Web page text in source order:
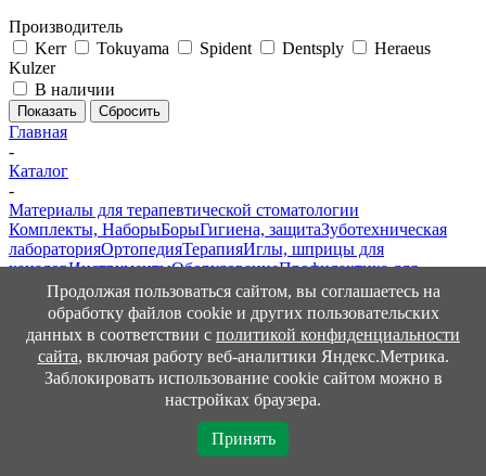
Производитель
Kerr
Tokuyama Spident Dentsply
Heraeus
Kulzer
В наличии
Сбросить
Главная
-
Каталог
-
Материалы для терапевтической стоматологии
Комплекты, НаборыБорыГигиена, защитаЗуботехническая
лабораторияОртопедияТерапияИглы, шприцы для
каналовИнструментыОборудованиеПрофилактика для
пациентовХирургияЭндодонтия
Адгезивы (адгезивные системы)
Протравочные гели Пломбировочные материалыНанесение,
замешивание материаловМатериалы для
пародонтологииТиглиМатериалы для шинирования
Силаны (праймеры)Аппликационная
Полировочные и финирующие материалы и
Прокладочно-изолирующие и подкладочные
Продолжая пользоваться сайтом, вы соглашаетесь на
обработку файлов cookie и других пользовательских
данных в соответствии с политикой конфиденциальности
сайта, включая работу веб-аналитики Яндекс.Метрика.
Заблокировать использование cookie сайтом можно в
настройках браузера.
Принять